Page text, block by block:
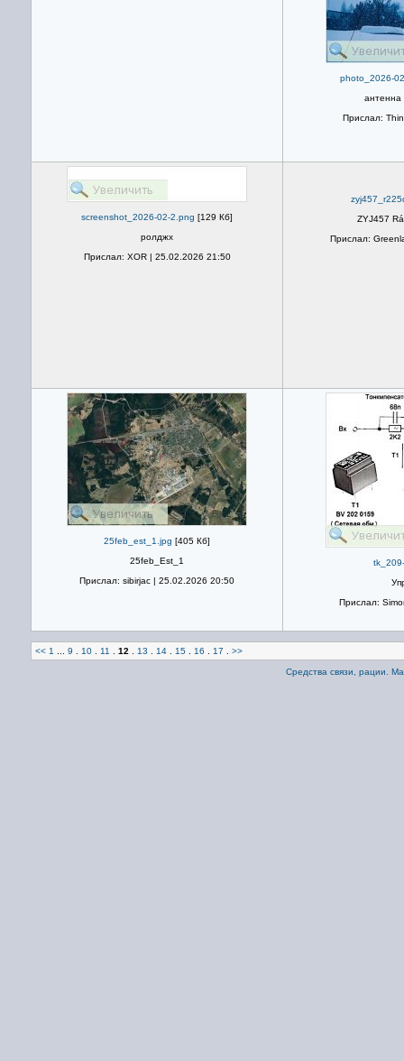
photo_2026-
антенна
Прислал:
screenshot_2026-02-2.png [129 Кб]
ролджх
Прислал: XOR | 25.02.2026 21:50
ZYJ457
Прислал:
25feb_est_1.jpg [405 Кб]
25feb_Est_1
Прислал: sibirjac | 25.02.2026 20:50
Прислал:
<< 1 9 10 11 12 13 14 15 16 17 >>
Средства связи, рации.